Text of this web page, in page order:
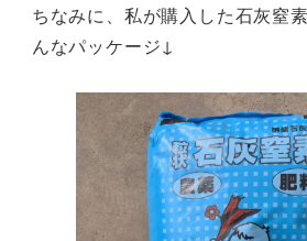
ちなみに、私が購入した石灰窒
んなパッケージ↓